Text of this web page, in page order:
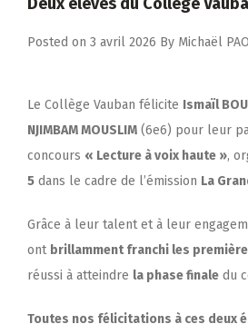
Posted on 3 avril 2026 By Michaël
Le Collège Vauban félicite Ismaïl
NJIMBAM MOUSLIM (6e6) pour leur
concours « Lecture à voix haute »,
5 dans le cadre de l’émission La
Grâce à leur talent et à leur
ont brillamment franchi les
réussi à atteindre la phase finale du
Toutes nos félicitations à ces deux